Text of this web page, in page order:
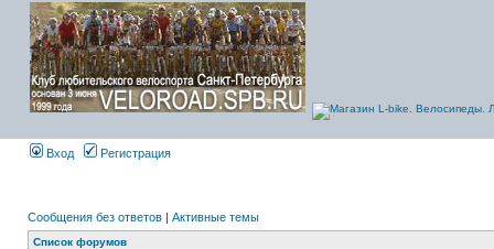
Вход Регистрация
Сообщения без ответов | Активные темы
Список форумов